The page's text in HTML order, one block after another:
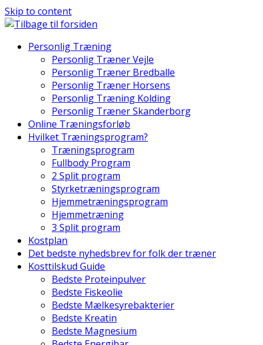
Skip to content
Personlig Træning
Personlig Træner Vejle
Personlig Træner Bredballe
Personlig Træner Horsens
Personlig Træning Kolding
Personlig Træner Skanderborg
Online Træningsforløb
Hvilket Træningsprogram?
Træningsprogram
Fullbody Program
2 Split program
Styrketræningsprogram
Hjemmetræningsprogram
Hjemmetræning
3 Split program
Kostplan
Det bedste nyhedsbrev for folk der træner
Kosttilskud Guide
Bedste Proteinpulver
Bedste Fiskeolie
Bedste Mælkesyrebakterier
Bedste Kreatin
Bedste Magnesium